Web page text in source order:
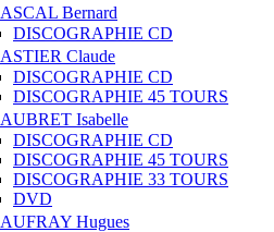
ASCAL Bernard
DISCOGRAPHIE CD
ASTIER Claude
DISCOGRAPHIE CD
DISCOGRAPHIE 45 TOURS
AUBRET Isabelle
DISCOGRAPHIE CD
DISCOGRAPHIE 45 TOURS
DISCOGRAPHIE 33 TOURS
DVD
AUFRAY Hugues